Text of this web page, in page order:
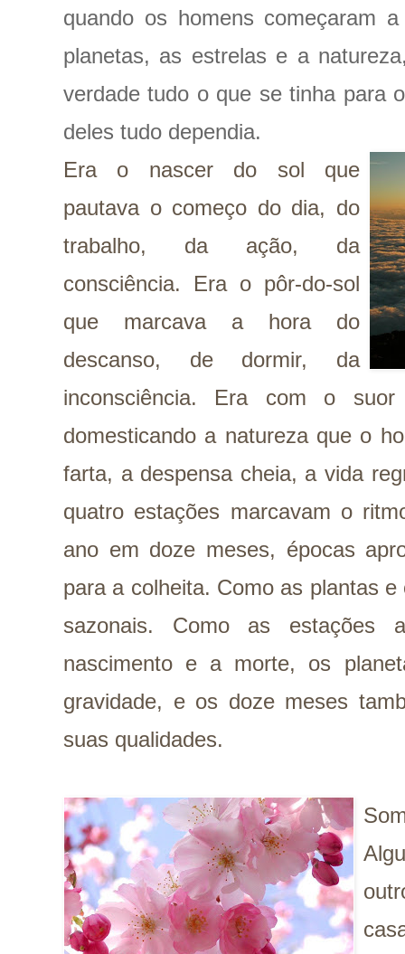
quando os homens começaram
planetas, as estrelas e a
verdade tudo o que se tinha para
deles tudo dependia.
Era o nascer do sol que
pautava o começo do dia, do
trabalho, da ação, da
consciência. Era o pôr-do-sol
que marcava a hora do
descanso, de dormir, da
inconsciência. Era com o
domesticando a natureza que o
farta, a despensa cheia, a vida
quatro estações marcavam o
ano em doze meses, épocas
para a colheita. Como as plantas
sazonais. Como as estações
nascimento e a morte, os
gravidade, e os doze meses
suas qualidades.